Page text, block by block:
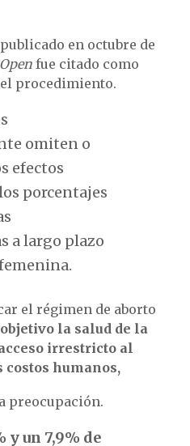
en octubre de
fue citado como
procedimiento.
omiten o
efectos
porcentajes
a largo plazo
el régimen de aborto
la salud de la
irrestricto al
humanos,
preocupación.
y un 7,9% de